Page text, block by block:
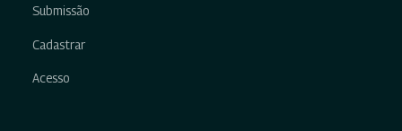
Submissão
Cadastrar
Acesso